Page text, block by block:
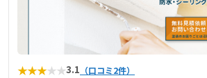
★★★★★3.1 （口コミ2件）